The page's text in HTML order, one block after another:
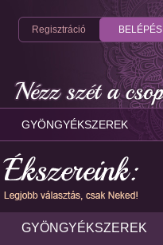
Regisztráció BELÉPÉS
GYÖNGYÉKSZEREK
GYÖNGYÉKSZEREK